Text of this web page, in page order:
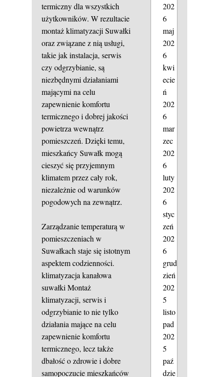
termiczny dla wszystkich
użytkowników. W rezultacie
montaż klimatyzacji Suwałki
oraz związane z nią usługi,
takie jak instalacja, serwis
czy odgrzybianie, są
niezbędnymi działaniami
mającymi na celu
zapewnienie komfortu
termicznego i dobrej jakości
powietrza wewnątrz
pomieszczeń. Dzięki temu,
mieszkańcy Suwałk mogą
cieszyć się przyjemnym
klimatem przez cały rok,
niezależnie od warunków
pogodowych na zewnątrz.
Zarządzanie temperaturą w
pomieszczeniach w
Suwałkach staje się istotnym
aspektem codzienności.
klimatyzacja kanałowa
suwałki Montaż
klimatyzacji, serwis i
odgrzybianie to nie tylko
działania mające na celu
zapewnienie komfortu
termicznego, lecz także
dbałość o zdrowie i dobre
samopoczucie mieszkańców
202
6
maj
202
6
kwi
ecie
ń
202
6
mar
zec
202
6
luty
202
6
styc
zeń
202
6
grud
zień
202
5
listo
pad
202
5
paź
dzie